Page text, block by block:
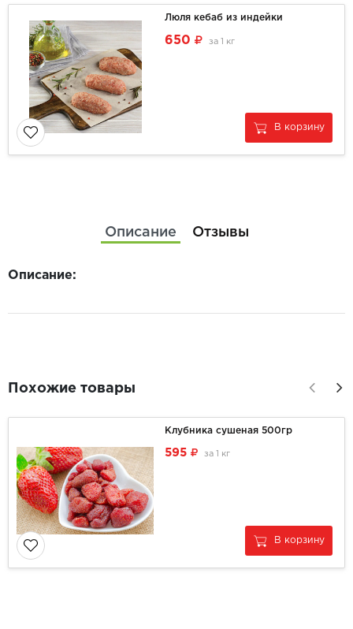
Люля кебаб из индейки
650 за 1 кг
В корзину
Описание Отзывы
Описание:
Похожие товары
Клубника сушеная 500гр
595 за 1 кг
В корзину